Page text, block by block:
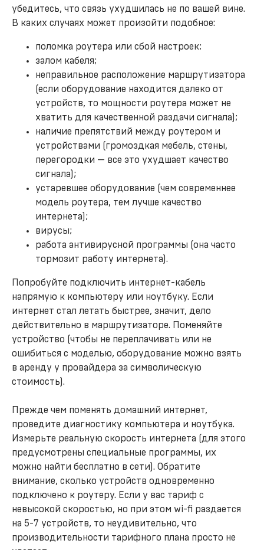
убедитесь, что связь ухудшилась не по вашей вине.
В каких случаях может произойти подобное:
поломка роутера или сбой настроек;
залом кабеля;
неправильное расположение маршрутизатора
(если оборудование находится далеко от
устройств, то мощности роутера может не
хватить для качественной раздачи сигнала);
наличие препятствий между роутером и
устройствами (громоздкая мебель, стены,
перегородки — все это ухудшает качество
сигнала);
устаревшее оборудование (чем современнее
модель роутера, тем лучше качество
интернета);
вирусы;
работа антивирусной программы (она часто
тормозит работу интернета).
Попробуйте подключить интернет-кабель
напрямую к компьютеру или ноутбуку. Если
интернет стал летать быстрее, значит, дело
действительно в маршрутизаторе. Поменяйте
устройство (чтобы не переплачивать или не
ошибиться с моделью, оборудование можно взять
в аренду у провайдера за символическую
стоимость).
Прежде чем поменять домашний интернет,
проведите диагностику компьютера и ноутбука.
Измерьте реальную скорость интернета (для этого
предусмотрены специальные программы, их
можно найти бесплатно в сети). Обратите
внимание, сколько устройств одновременно
подключено к роутеру. Если у вас тариф с
невысокой скоростью, но при этом wi-fi раздается
на 5-7 устройств, то неудивительно, что
производительности тарифного плана просто не